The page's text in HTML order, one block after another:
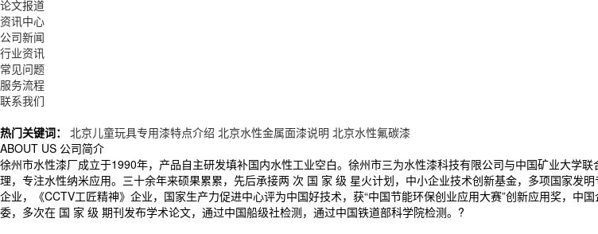
论文报道
资讯中心
公司新闻
行业资讯
常见问题
服务流程
联系我们
热门关键词：
北京儿童玩具专用漆特点介绍 北京水性金属面漆说明 北京水性氟碳漆
ABOUT US 公司简介
徐州市水性漆厂成立于1990年，产品自主研发填补国内水性工业空白。徐州市三为水性漆科技有限公司与中国矿业大学
理，专注水性纳米应用。三十余年来硕果累累，先后承接两 次 国 家 级 星火计划，中小企业技术创新基金，多项国家发
企业，《CCTV工匠精神》企业，国家生产力促进中心评为中国好技术，获“中国节能环保创业应用大赛”创新应用奖，
委，多次在 国 家 级 期刊发布学术论文，通过中国船级社检测，通过中国铁道部科学院检测。?